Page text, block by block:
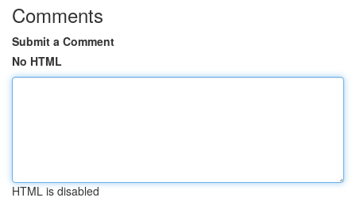
Comments
Submit a Comment
No HTML
HTML is disabled